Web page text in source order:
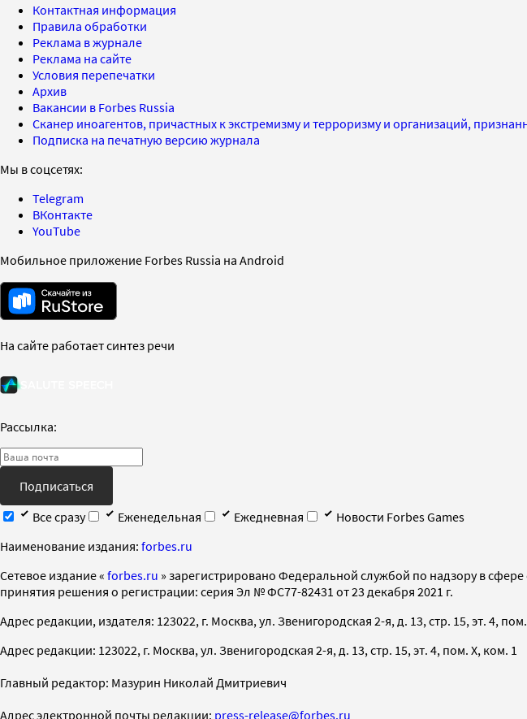
Контактная информация
Правила обработки
Реклама в журнале
Реклама на сайте
Условия перепечатки
Архив
Вакансии в Forbes Russia
Сканер иноагентов, причастных к экстремизму и терроризму и организаций,
Подписка на печатную версию журнала
Мы в соцсетях:
Telegram
ВКонтакте
YouTube
Мобильное приложение Forbes Russia на Android
На сайте работает синтез речи
Рассылка:
Подписаться
Все сразу
Еженедельная Ежедневная
Новости Forbes Games
Наименование издания: forbes.ru
Cетевое издание « forbes.ru » зарегистрировано Федеральной службой по надзору в
принятия решения о регистрации: серия Эл № ФС77-82431 от 23 декабря 2021 г.
Адрес редакции, издателя: 123022, г. Москва, ул. Звенигородская 2-я, д. 13, стр. 15, эт. 4,
Адрес редакции: 123022, г. Москва, ул. Звенигородская 2-я, д. 13, стр. 15, эт. 4, пом. X, ком. 1
Главный редактор: Мазурин Николай Дмитриевич
Адрес электронной почты редакции: press-release@forbes.ru